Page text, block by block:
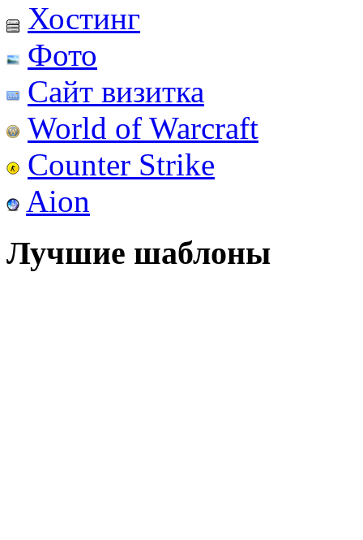
Хостинг
Фото
Сайт визитка
World of Warcraft
Counter Strike
Aion
Лучшие шаблоны